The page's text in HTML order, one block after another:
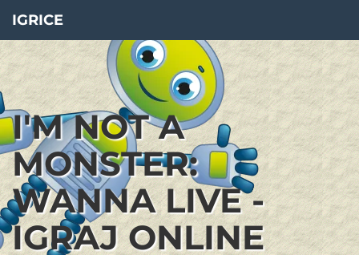
IGRICE
I'M NOT A
MONSTER:
WANNA LIVE -
IGRAJ ONLINE